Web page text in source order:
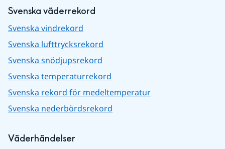
Svenska väderrekord
Svenska vindrekord
Svenska lufttrycksrekord
Svenska snödjupsrekord
Svenska temperaturrekord
Svenska rekord för medeltemperatur
Svenska nederbördsrekord
Väderhändelser